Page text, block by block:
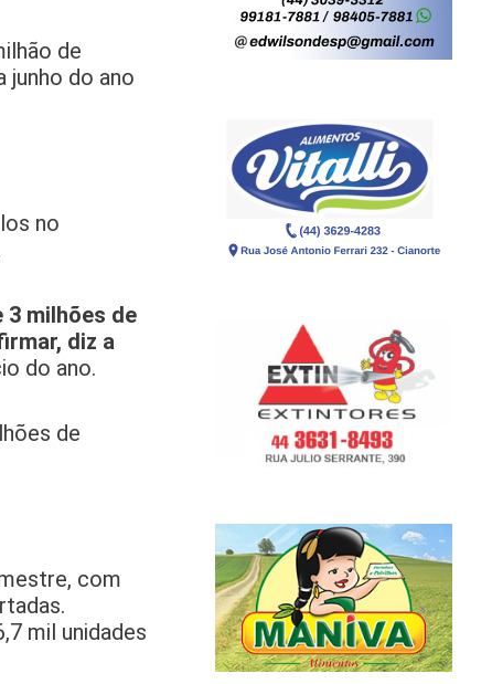
de
junho do ano
no
3 milhões de
diz a
do ano.
de
com
mil unidades